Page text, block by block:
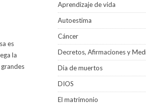
es
la
Aprendizaje de vida
Autoestima
Cáncer
Decretos, Afirmaciones y
Dia de muertos
DIOS
El matrimonio